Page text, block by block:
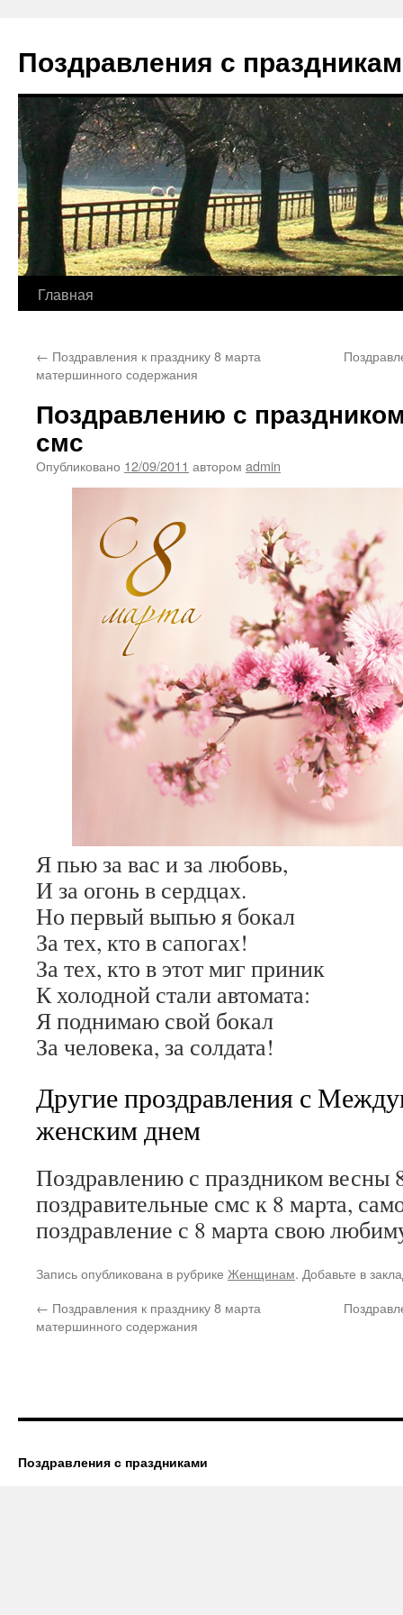
содержимому
Поздравления с
Главная
← Поздравления к празднику 8 марта
матершинного содержания
Поздравлению с
смс
Опубликовано 12/09/2011 автором admin
Я пью за вас и за любовь,
И за огонь в сердцах.
Но первый выпью я бокал
За тех, кто в сапогах!
За тех, кто в этот миг приник
К холодной стали автомата:
Я поднимаю свой бокал
За человека, за солдата!
Другие проздравления с
женским днем
Поздравлению с праздником весны
поздравительные смс к 8 марта,
поздравление с 8 марта свою
Запись опубликована в рубрике Женщинам. Добавьте в
← Поздравления к празднику 8 марта
матершинного содержания
Поздравления с праздниками